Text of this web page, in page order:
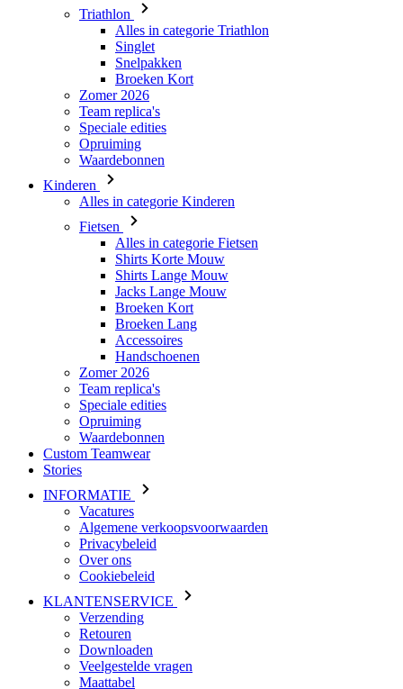
Triathlon
Alles in categorie Triathlon
Singlet
Snelpakken
Broeken Kort
Zomer 2026
Team replica's
Speciale edities
Opruiming
Waardebonnen
Kinderen
Alles in categorie Kinderen
Fietsen
Alles in categorie Fietsen
Shirts Korte Mouw
Shirts Lange Mouw
Jacks Lange Mouw
Broeken Kort
Broeken Lang
Accessoires
Handschoenen
Zomer 2026
Team replica's
Speciale edities
Opruiming
Waardebonnen
Custom Teamwear
Stories
INFORMATIE
Vacatures
Algemene verkoopsvoorwaarden
Privacybeleid
Over ons
Cookiebeleid
KLANTENSERVICE
Verzending
Retouren
Downloaden
Veelgestelde vragen
Maattabel